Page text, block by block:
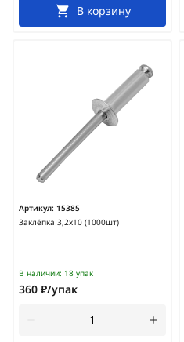
В корзину
Артикул: 15385
Заклёпка 3,2х10 (1000шт)
В наличии: 18 упак
360 ₽/упак